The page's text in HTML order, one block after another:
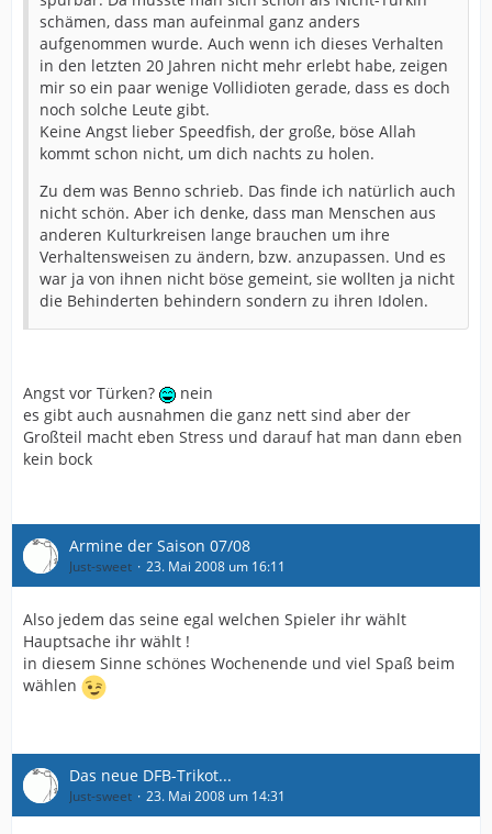
schämen, dass man aufeinmal ganz anders
aufgenommen wurde. Auch wenn ich dieses Verhalten
in den letzten 20 Jahren nicht mehr erlebt habe, zeigen
mir so ein paar wenige Vollidioten gerade, dass es doch
noch solche Leute gibt.
Keine Angst lieber Speedfish, der große, böse Allah
kommt schon nicht, um dich nachts zu holen.
Zu dem was Benno schrieb. Das finde ich natürlich auch
nicht schön. Aber ich denke, dass man Menschen aus
anderen Kulturkreisen lange brauchen um ihre
Verhaltensweisen zu ändern, bzw. anzupassen. Und es
war ja von ihnen nicht böse gemeint, sie wollten ja nicht
die Behinderten behindern sondern zu ihren Idolen.
Angst vor Türken?
nein
es gibt auch ausnahmen die ganz nett sind aber der
Großteil macht eben Stress und darauf hat man dann eben
kein bock
Armine der Saison 07/08
Just-sweet 23. Mai 2008 um 16:11
Also jedem das seine egal welchen Spieler ihr wählt
Hauptsache ihr wählt !
in diesem Sinne schönes Wochenende und viel Spaß beim
wählen
Das neue DFB-Trikot...
Just-sweet 23. Mai 2008 um 14:31